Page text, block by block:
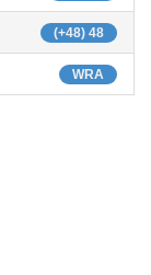
(+48) 48
WRA